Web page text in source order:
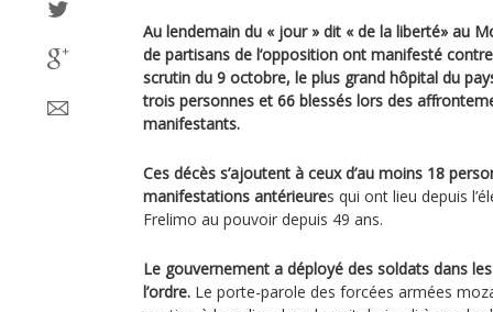
Au lendemain du « jour » dit « de la liberté» au
de partisans de l’opposition ont manifesté
scrutin du 9 octobre, le plus grand hôpital du
trois personnes et 66 blessés lors des
manifestants.
Ces décès s’ajoutent à ceux d’au moins 18
manifestations antérieures qui ont lieu depuis
Frelimo au pouvoir depuis 49 ans.
Le gouvernement a déployé des soldats dans
l’ordre. Le porte-parole des forcées armées